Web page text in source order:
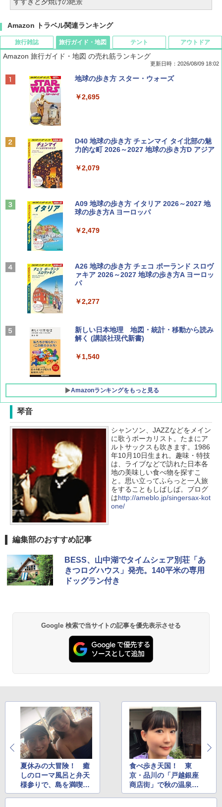
すすきと夕焼けの絶景
Amazon トラベル関連ランキング
旅行雑誌
BE-PAL(ビ-パル) 2026年 9 月号【特別付録:
ディズニーファン ２０２６年 ９月号 [雑
誌] (ＤＩＳＮＥＹ ＦＡＮ)
￥713
山と溪谷 2026年8月号「南アルプス大全」
Coyote No.89 特集 星野道夫 夢見る旅
￥1,540
AIRLINE（エアライン）2026年9月号【特
集】ボーイング110周年を祝して！
￥1,760
旅行ガイド・地図
Amazon 旅行ガイド・地図 の売れ筋ランキング
更新日時：2026/08/09 18:02
地球の歩き方 スター・ウォーズ
￥2,695
D40 地球の歩き方 チェンマイ タイ北部の魅
力的な町 2026～2027 地球の歩き方D アジア
￥2,079
A09 地球の歩き方 イタリア 2026～2027 地
球の歩き方A ヨーロッパ
￥2,479
A26 地球の歩き方 チェコ ポーランド スロヴ
ァキア 2026～2027 地球の歩き方A ヨーロッ
パ
￥2,277
新しい日本地理 地図・統計・移動から読み
解く (講談社現代新書)
￥1,540
Amazonランキングをもっと見る
テント
[キャンパーズコレクション 山善] ポップアッ
プテント 傘みたいに広げて畳める パッとサ
ッとサンシェード キューブ フルクローズ メ
ッシュ 簡単設置 ワンタッチテント キャンプ
&ハイキング カーキ PATC-150(KH)
￥6,829
PYKES PEAK (パイクスピーク) 着替えテン
ト プライバシー テント 【中が透けない】 1
ーチ ピクニック ポップアップテント 携帯 簡
易 トイレテント (オリーブ)
￥4,836
￥5,999
[キャンパーズコレクション 山善] 傘みたいに
広げるだけ パッとサッとテント ブラックコ
ーティング フルクローズ メッシュ 3-4人用
￥9,990
[キャンパーズコレクション 山善] 傘みたいに
広げるだけ パッとサッとテント キューブワ
イドプラス ブラックコーティング フルクロ
ーズ メッシュ 5人用 簡単設置 ポップアップ
テント PATCW-200B エクルベージュ
￥15,990
アウトドア
DEWEL パラソル 大型 ビーチ アウトドアパ
ラソル ガーデン サイトシート付 折りたたみ
防水 UVカット 4段階高さ調整 軽量 収納袋付
き
￥6,459
GRANDOOR ステンレス保冷剤 2個セット 2
026リニューアル 急速冷凍 空間倍増 衛生的
コンパクト 保冷力長持ち
￥2,980
熊撃退スプレー 熊よけスプレー 熊スプレー
【日本企業販売】超強力クマ対策スプレー 30
0ml（連続噴射30秒）110ml（連続噴射15
送
￥3,680
Across やわらか保冷剤 日本製 固まらない 1
￥680
着替えテント トイレテント 透けない【換気
通気窓付き】収納袋付き UVカット 防水 防災
コンパクト iimono117 (ブルー)
￥3,180
琴音
シャンソン、JAZZなどをメイン
に歌うボーカリスト。たまにア
ルトサックスも吹きます。1986
年10月10日生まれ。趣味・特技
は、ライブなどで訪れた日本各
地の美味しい食べ物を探すこ
と。思い立ってふらっと一人旅
をすることもしばしば。ブログ
はhttp://ameblo.jp/singersax-kot
one/
編集部のおすすめ記事
BESS、山中湖でタイムシェア別荘「あ
きつログハウス」発売。140平米の専用
ドッグラン付き
Google 検索で当サイトの記事を優先表示させる
夏休みの大冒険！ 癒
しのローマ風呂と弁天
様参りで、島を満喫の
2019江の島女子旅
食べ歩き天国！ 東
京・品川の「戸越銀座
商店街」で秋の温泉付
きグルメ旅